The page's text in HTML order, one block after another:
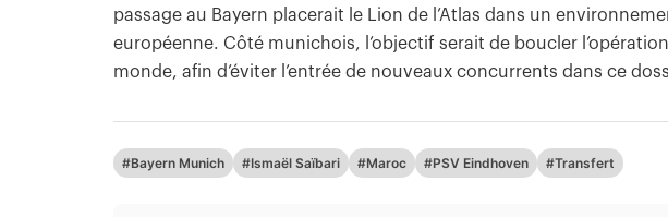
passage au Bayern placerait le Lion de l’Atlas dans un
européenne. Côté munichois, l’objectif serait de boucler
monde, afin d’éviter l’entrée de nouveaux concurrents dans ce
#Bayern Munich #Ismaël Saïbari #Maroc #PSV Eindhoven #Transfert